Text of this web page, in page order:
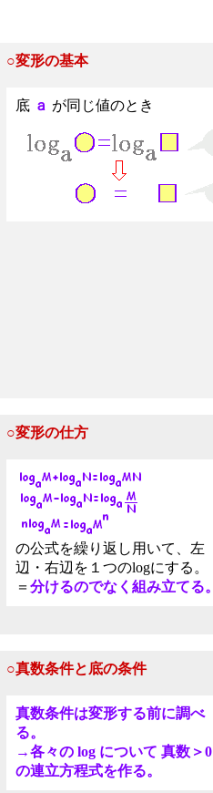
○変形の基本
底 ａ が同じ値のとき
○変形の仕方
の公式を繰り返し用いて、左
辺・右辺を１つのlogにする。
＝ 分けるのでなく組み立てる。
○真数条件と底の条件
真数条件は変形する前に調べ
る。
→各々の log について 真数＞0
の連立方程式を作る。